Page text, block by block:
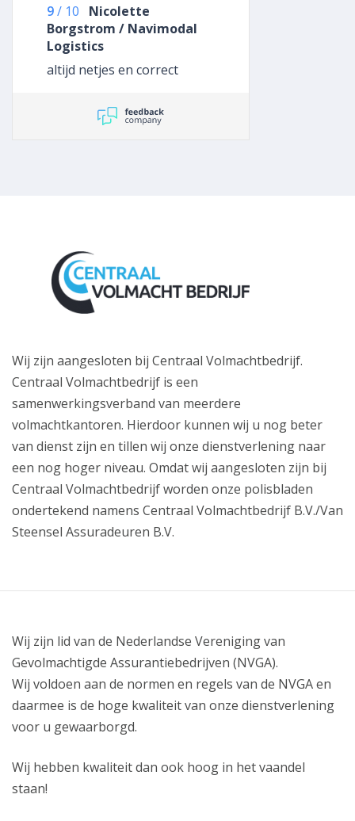
is wat zakelijker geworden.
Iets minder Rotterdammers
met opgestroopte mouwen
en no no nonsens
mentaliteit
9/ 10
Nicolette
Borgstrom / Navimodal
Logistics
altijd netjes en correct
Wij zijn aangesloten bij Centraal Volmachtbedrijf.
Centraal Volmachtbedrijf is een
samenwerkingsverband van meerdere
volmachtkantoren. Hierdoor kunnen wij u nog beter
van dienst zijn en tillen wij onze dienstverlening naar
een nog hoger niveau. Omdat wij aangesloten zijn bij
Centraal Volmachtbedrijf worden onze polisbladen
ondertekend namens Centraal Volmachtbedrijf B.V./Van
Steensel Assuradeuren B.V.
Wij zijn lid van de Nederlandse Vereniging van
Gevolmachtigde Assurantiebedrijven (NVGA).
Wij voldoen aan de normen en regels van de NVGA en
daarmee is de hoge kwaliteit van onze dienstverlening
voor u gewaarborgd.
Wij hebben kwaliteit dan ook hoog in het vaandel
staan!